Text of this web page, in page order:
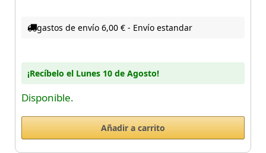
gastos de envío 6,00 € - Envío estandar
¡Recíbelo el Lunes 10 de Agosto!
Disponible.